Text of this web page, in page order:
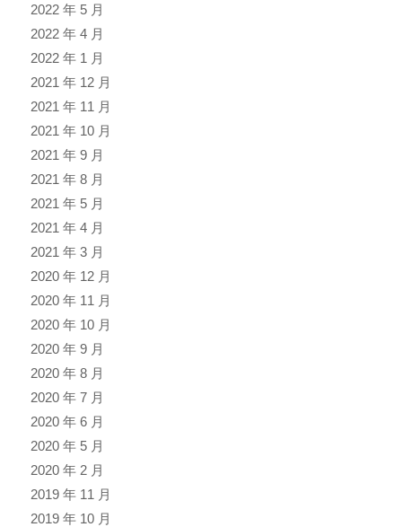
2022 年 5 月
2022 年 4 月
2022 年 1 月
2021 年 12 月
2021 年 11 月
2021 年 10 月
2021 年 9 月
2021 年 8 月
2021 年 5 月
2021 年 4 月
2021 年 3 月
2020 年 12 月
2020 年 11 月
2020 年 10 月
2020 年 9 月
2020 年 8 月
2020 年 7 月
2020 年 6 月
2020 年 5 月
2020 年 2 月
2019 年 11 月
2019 年 10 月